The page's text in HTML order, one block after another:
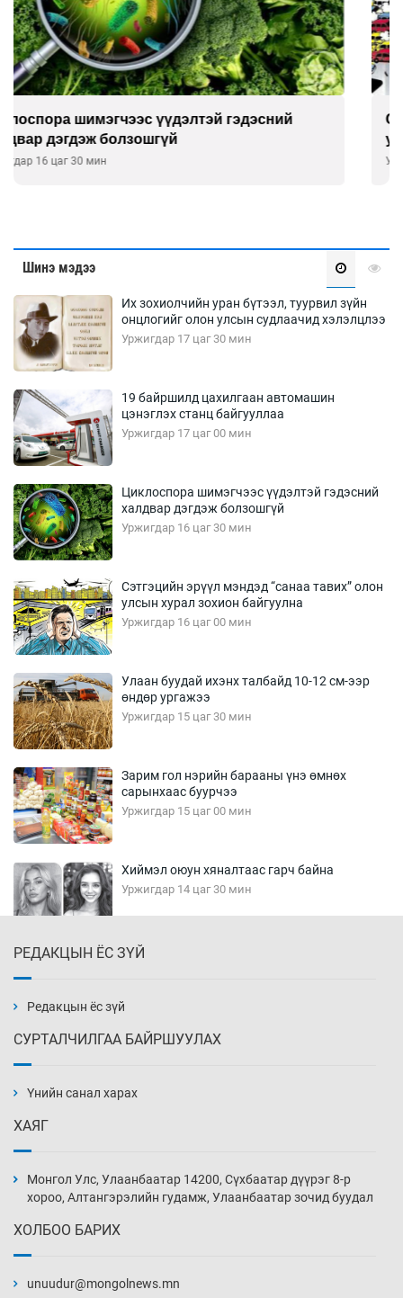
Сэтгэцийн эрүүл мэндэд “санаа тавих” олон
улсын хурал зохион байгуулна
Уржигдар 16 цаг 00 мин
Шинэ мэдээ
Их зохиолчийн уран бүтээл, туурвил зүйн
онцлогийг олон улсын судлаачид хэлэлцлээ
Уржигдар 17 цаг 30 мин
19 байршилд цахилгаан автомашин
цэнэглэх станц байгууллаа
Уржигдар 17 цаг 00 мин
Циклоспора шимэгчээс үүдэлтэй гэдэсний
халдвар дэгдэж болзошгүй
Уржигдар 16 цаг 30 мин
Сэтгэцийн эрүүл мэндэд “санаа тавих” олон
улсын хурал зохион байгуулна
Уржигдар 16 цаг 00 мин
Улаан буудай ихэнх талбайд 10-12 см-ээр
өндөр ургажээ
Уржигдар 15 цаг 30 мин
Зарим гол нэрийн барааны үнэ өмнөх
сарынхаас буурчээ
Уржигдар 15 цаг 00 мин
Хиймэл оюун хяналтаас гарч байна
Уржигдар 14 цаг 30 мин
Уржигдар 14 цаг 00 мин
нэмэгджээ
Уржигдар 13 цаг 30 мин
Уржигдар 13 цаг 00 мин
РЕДАКЦЫН ЁС ЗҮЙ
Редакцын ёс зүй
СУРТАЛЧИЛГАА БАЙРШУУЛАХ
Үнийн санал харах
ХАЯГ
Монгол Улс, Улаанбаатар 14200, Сүхбаатар дүүрэг 8-р
хороо, Алтангэрэлийн гудамж, Улаанбаатар зочид буудал
ХОЛБОО БАРИХ
unuudur@mongolnews.mn